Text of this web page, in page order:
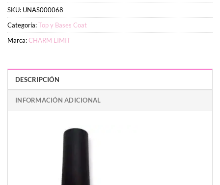
SKU: UNAS000068
Categoría:Top y Bases Coat
Marca:CHARM LIMIT
DESCRIPCIÓN
INFORMACIÓN ADICIONAL